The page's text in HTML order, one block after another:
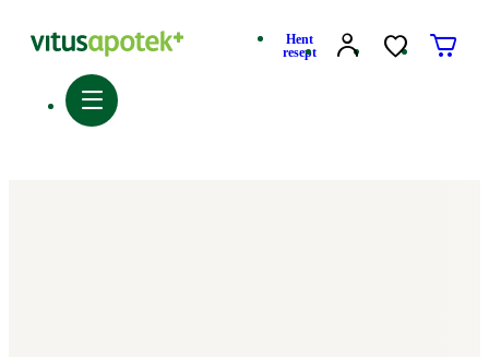
Hent
resept